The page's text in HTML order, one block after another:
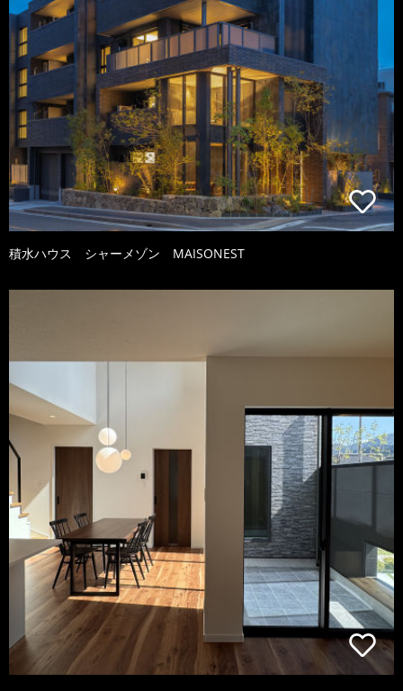
積水ハウス シャーメゾン MAISONEST